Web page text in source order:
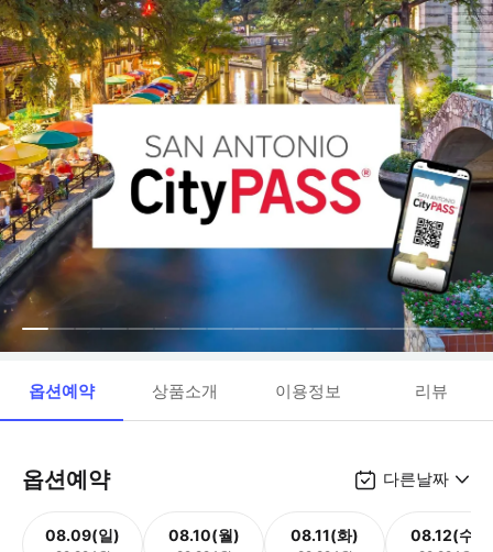
옵션예약 상품소개 이용정보 리뷰
옵션예약 다른날짜
08.09(일) 08.10(월) 08.11(화) 08.12(수)